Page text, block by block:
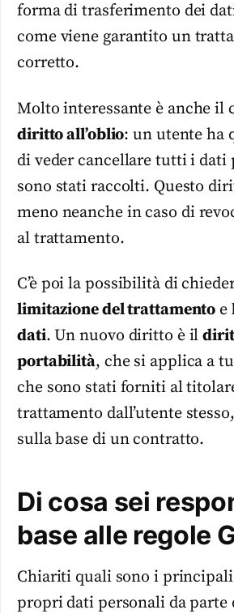
forma di trasferimento dei
come viene garantito un
corretto.
Molto interessante è anche il
diritto all’oblio: un utente ha
di veder cancellare tutti i dati
sono stati raccolti. Questo
meno neanche in caso di
al trattamento.
C’è poi la possibilità di
limitazione del trattamento e
dati. Un nuovo diritto è il
portabilità, che si applica a
che sono stati forniti al
trattamento dall’utente
sulla base di un contratto.
Di cosa sei
base alle regole
Chiariti quali sono i
propri dati personali da parte